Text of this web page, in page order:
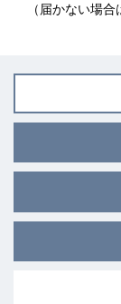
（届かない場